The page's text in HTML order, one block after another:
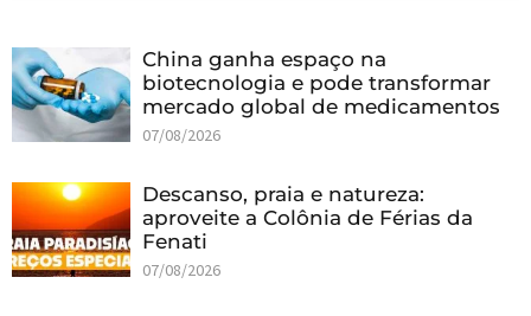
China ganha espaço na
biotecnologia e pode transformar
mercado global de medicamentos
07/08/2026
Descanso, praia e natureza:
aproveite a Colônia de Férias da
Fenati
07/08/2026